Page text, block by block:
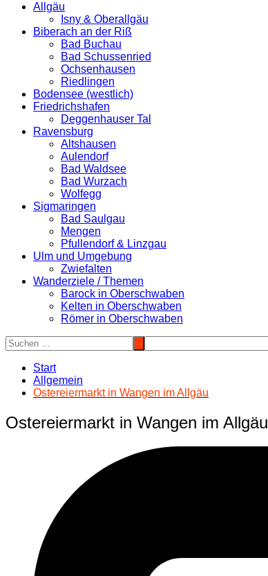
Allgäu
Isny & Oberallgäu
Biberach an der Riß
Bad Buchau
Bad Schussenried
Ochsenhausen
Riedlingen
Bodensee (westlich)
Friedrichshafen
Deggenhauser Tal
Ravensburg
Altshausen
Aulendorf
Bad Waldsee
Bad Wurzach
Wolfegg
Sigmaringen
Bad Saulgau
Mengen
Pfullendorf & Linzgau
Ulm und Umgebung
Zwiefalten
Wanderziele / Themen
Barock in Oberschwaben
Kelten in Oberschwaben
Römer in Oberschwaben
Start
Allgemein
Ostereiermarkt in Wangen im Allgäu
Ostereiermarkt in Wangen im Allgäu